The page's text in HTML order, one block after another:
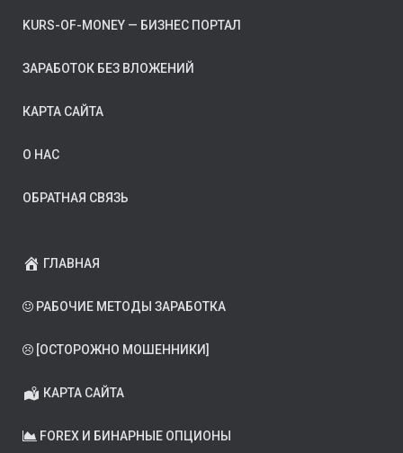
KURS-OF-MONEY — БИЗНЕС ПОРТАЛ
ЗАРАБОТОК БЕЗ ВЛОЖЕНИЙ
КАРТА САЙТА
О НАС
ОБРАТНАЯ СВЯЗЬ
ГЛАВНАЯ
РАБОЧИЕ МЕТОДЫ ЗАРАБОТКА
[ОСТОРОЖНО МОШЕННИКИ]
КАРТА САЙТА
FOREX И БИНАРНЫЕ ОПЦИОНЫ